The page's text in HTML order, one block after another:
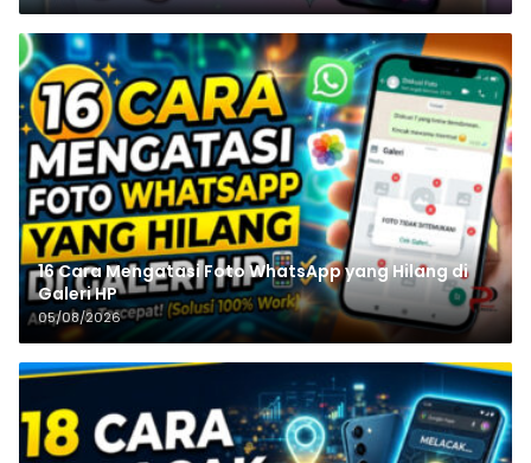
16 Cara Mengatasi Foto WhatsApp yang Hilang di
Galeri HP
05/08/2026